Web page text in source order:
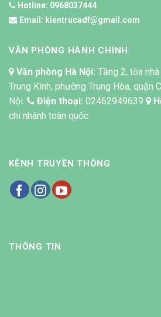
Hotline: 0968037444
Email: kientrucadf@gmail.com
VĂN PHÒNG HÀNH CHÍNH
Văn phòng Hà Nội: Tầng 2, tòa
Trung Kính, phường Trung Hòa, quận
Nội.
Điện thoại: 02462949639
chi nhánh toàn quốc
KÊNH TRUYỀN THÔNG
THÔNG TIN